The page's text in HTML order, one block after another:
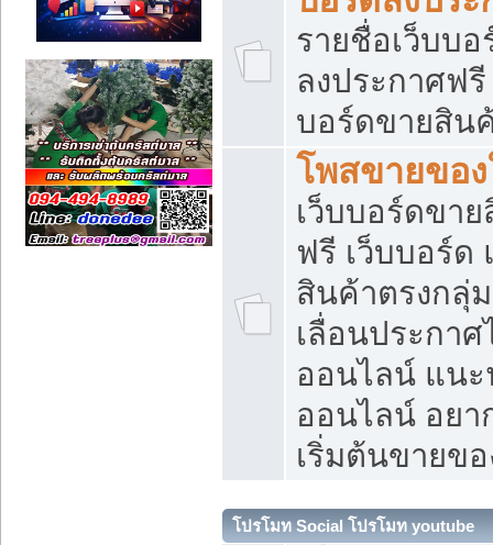
รายชื่อเว็บบ
ลงประกาศฟรี
บอร์ดขายสิน
โพสขายขอ
เว็บบอร์ดขา
ฟรี เว็บบอร์ด
สินค้าตรงกลุ่
เลื่อนประกา
ออนไลน์ แนะ
ออนไลน์ อย
เริ่มต้นขายข
โปรโมท Social โปรโมท youtube